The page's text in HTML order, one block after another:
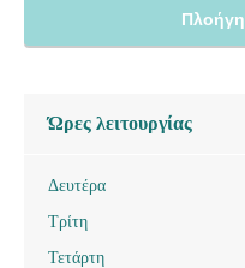
Ώρες λειτουργίας
Δευτέρα
Τρίτη
Τετάρτη